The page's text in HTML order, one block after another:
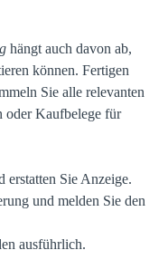
hängt auch davon ab,
können. Fertigen
Sie alle relevanten
oder Kaufbelege für
erstatten Sie Anzeige.
und melden Sie den
ausführlich.